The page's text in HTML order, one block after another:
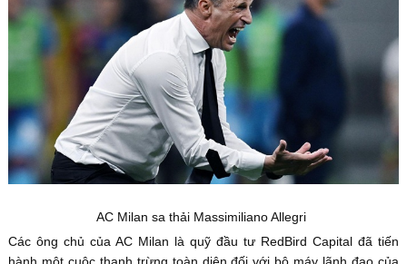
AC Milan sa thải Massimiliano Allegri
Các ông chủ của AC Milan là quỹ đầu tư RedBird Capital đã tiến